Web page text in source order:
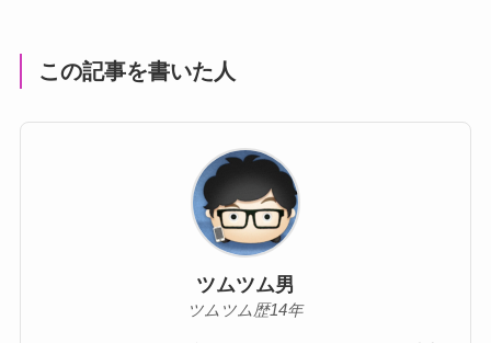
この記事を書いた人
ツムツム男
ツムツム歴14年